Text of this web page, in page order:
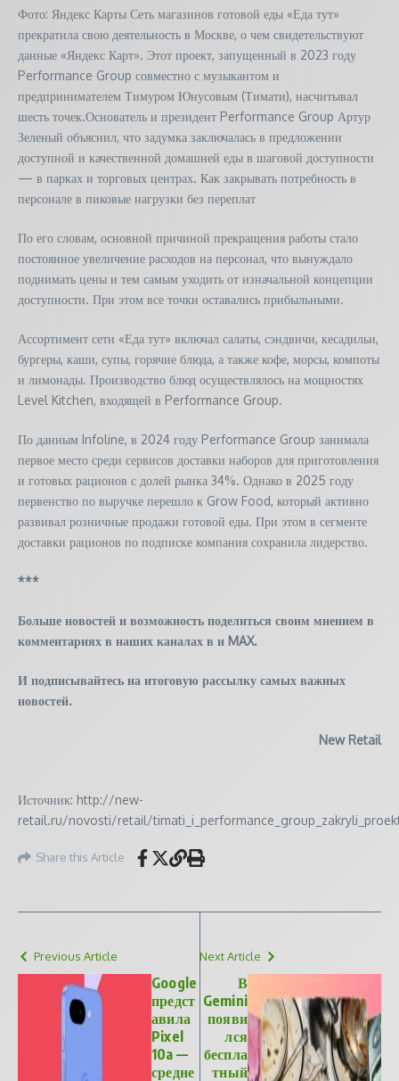
Фото: Яндекс Карты Сеть магазинов готовой еды «Еда тут»
прекратила свою деятельность в Москве, о чем свидетельствуют
данные «Яндекс Карт». Этот проект, запущенный в 2023 году
Performance Group совместно с музыкантом и
предпринимателем Тимуром Юнусовым (Тимати), насчитывал
шесть точек.Основатель и президент Performance Group Артур
Зеленый объяснил, что задумка заключалась в предложении
доступной и качественной домашней еды в шаговой доступности
— в парках и торговых центрах. Как закрывать потребность в
персонале в пиковые нагрузки без переплат
По его словам, основной причиной прекращения работы стало
постоянное увеличение расходов на персонал, что вынуждало
поднимать цены и тем самым уходить от изначальной концепции
доступности. При этом все точки оставались прибыльными.
Ассортимент сети «Еда тут» включал салаты, сэндвичи, кесадильи,
бургеры, каши, супы, горячие блюда, а также кофе, морсы, компоты
и лимонады. Производство блюд осуществлялось на мощностях
Level Kitchen, входящей в Performance Group.
По данным Infoline, в 2024 году Performance Group занимала
первое место среди сервисов доставки наборов для приготовления
и готовых рационов с долей рынка 34%. Однако в 2025 году
первенство по выручке перешло к Grow Food, который активно
развивал розничные продажи готовой еды. При этом в сегменте
доставки рационов по подписке компания сохранила лидерство.
***
Больше новостей и возможность поделиться своим мнением в
комментариях в наших каналах в и MAX.
И подписывайтесь на итоговую рассылку самых важных
новостей.
New Retail
Источник: http://new-
retail.ru/novosti/retail/
Share this Article
Previous Article
Google
предст
авила
Pixel
10a —
средне
Next Article
В
Gemini
появи
лся
беспла
тный